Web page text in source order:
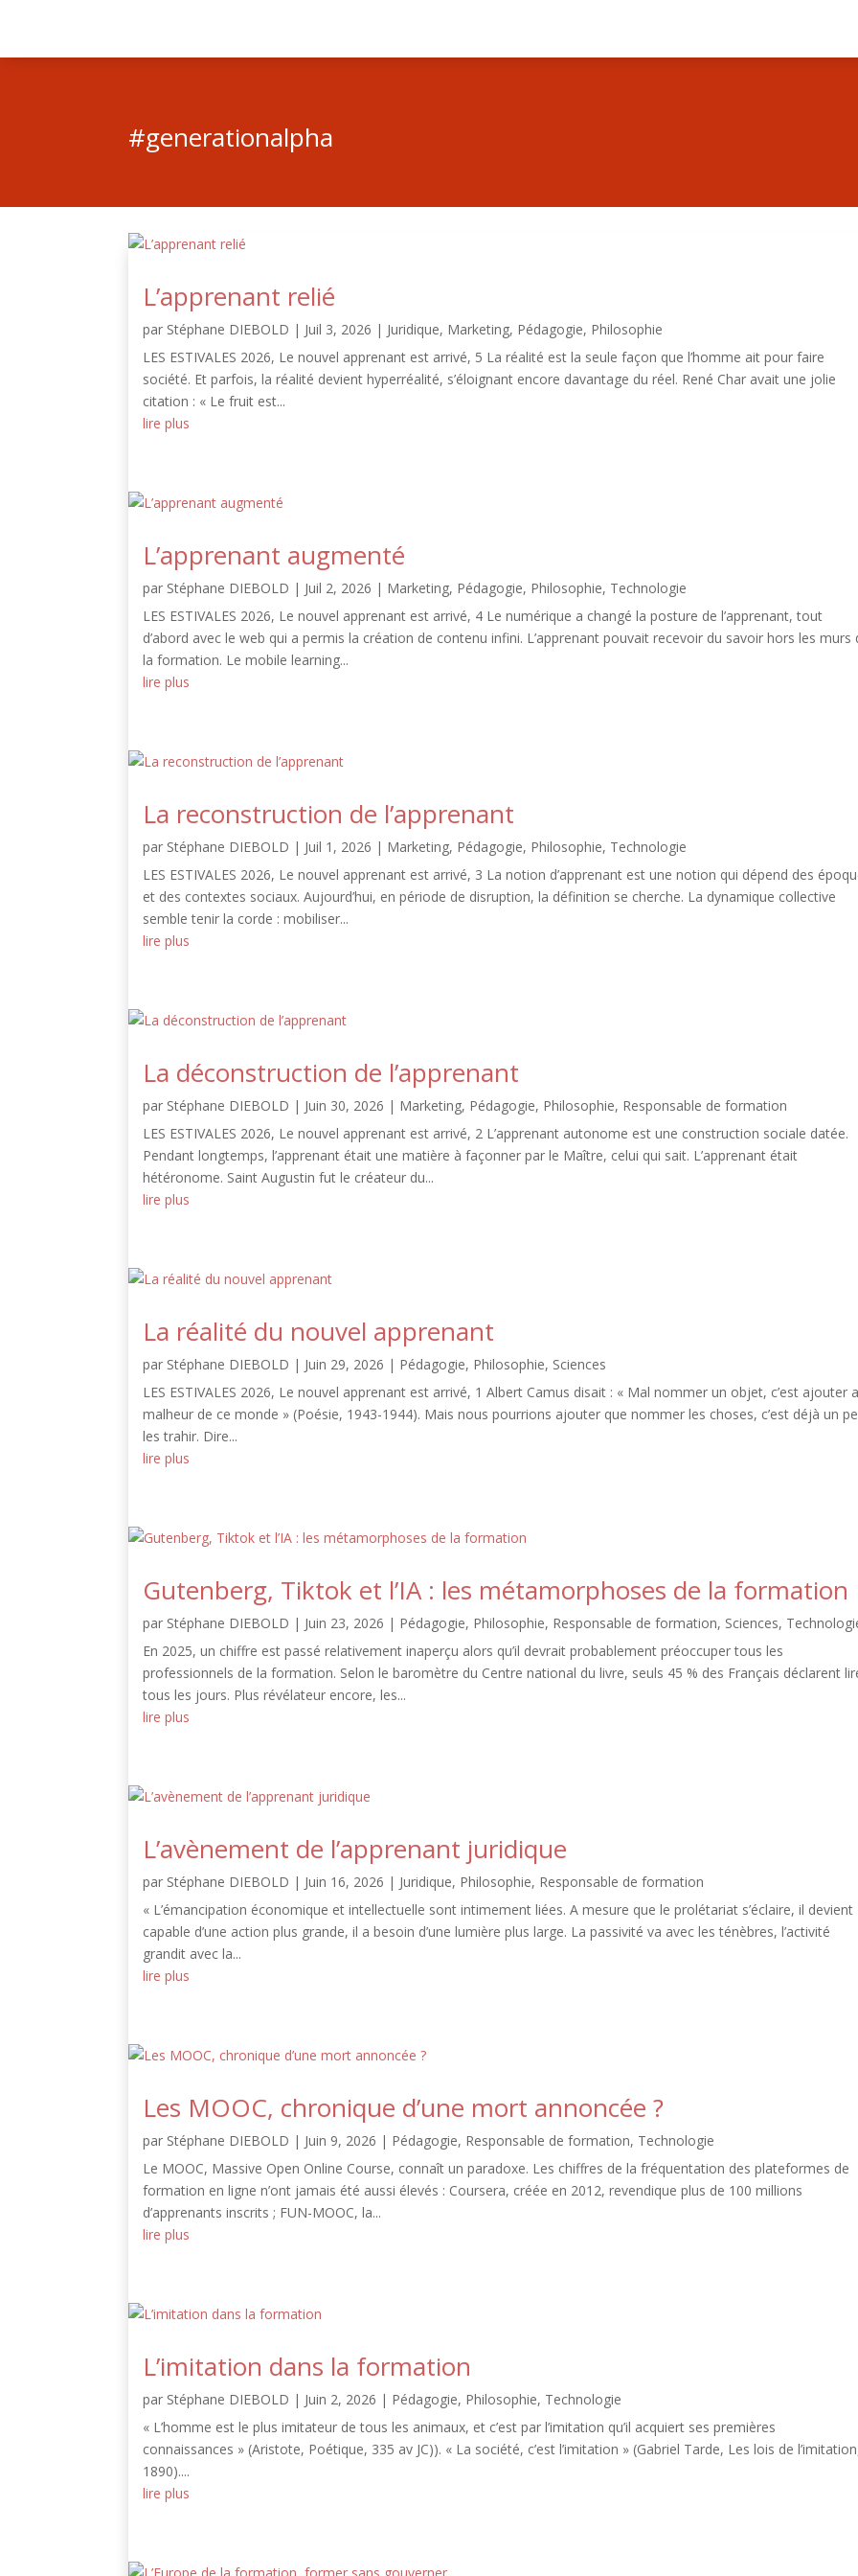
#generationalpha
L’apprenant relié
par Stéphane DIEBOLD | Juil 3, 2026 | Juridique, Marketing, Pédagogie, Philosophie
LES ESTIVALES 2026, Le nouvel apprenant est arrivé, 5 La réalité est la seule façon que l’homme ait pour faire
société. Et parfois, la réalité devient hyperréalité, s’éloignant encore davantage du réel. René Char avait une jolie
citation : « Le fruit est...
lire plus
L’apprenant augmenté
par Stéphane DIEBOLD | Juil 2, 2026 | Marketing, Pédagogie, Philosophie, Technologie
LES ESTIVALES 2026, Le nouvel apprenant est arrivé, 4 Le numérique a changé la posture de l’apprenant, tout
d’abord avec le web qui a permis la création de contenu infini. L’apprenant pouvait recevoir du savoir hors les murs
la formation. Le mobile learning...
lire plus
La reconstruction de l’apprenant
par Stéphane DIEBOLD | Juil 1, 2026 | Marketing, Pédagogie, Philosophie, Technologie
LES ESTIVALES 2026, Le nouvel apprenant est arrivé, 3 La notion d’apprenant est une notion qui dépend des
et des contextes sociaux. Aujourd’hui, en période de disruption, la définition se cherche. La dynamique collective
semble tenir la corde : mobiliser...
lire plus
La déconstruction de l’apprenant
par Stéphane DIEBOLD | Juin 30, 2026 | Marketing, Pédagogie, Philosophie, Responsable de formation
LES ESTIVALES 2026, Le nouvel apprenant est arrivé, 2 L’apprenant autonome est une construction sociale datée.
Pendant longtemps, l’apprenant était une matière à façonner par le Maître, celui qui sait. L’apprenant était
hétéronome. Saint Augustin fut le créateur du...
lire plus
La réalité du nouvel apprenant
par Stéphane DIEBOLD | Juin 29, 2026 | Pédagogie, Philosophie, Sciences
LES ESTIVALES 2026, Le nouvel apprenant est arrivé, 1 Albert Camus disait : « Mal nommer un objet, c’est ajouter
malheur de ce monde » (Poésie, 1943-1944). Mais nous pourrions ajouter que nommer les choses, c’est déjà un
les trahir. Dire...
lire plus
Gutenberg, Tiktok et l’IA : les métamorphoses de la formation
par Stéphane DIEBOLD | Juin 23, 2026 | Pédagogie, Philosophie, Responsable de formation, Sciences,
En 2025, un chiffre est passé relativement inaperçu alors qu’il devrait probablement préoccuper tous les
professionnels de la formation. Selon le baromètre du Centre national du livre, seuls 45 % des Français déclarent
tous les jours. Plus révélateur encore, les...
lire plus
L’avènement de l’apprenant juridique
par Stéphane DIEBOLD | Juin 16, 2026 | Juridique, Philosophie, Responsable de formation
« L’émancipation économique et intellectuelle sont intimement liées. A mesure que le prolétariat s’éclaire, il devient
capable d’une action plus grande, il a besoin d’une lumière plus large. La passivité va avec les ténèbres, l’activité
grandit avec la...
lire plus
Les MOOC, chronique d’une mort annoncée ?
par Stéphane DIEBOLD | Juin 9, 2026 | Pédagogie, Responsable de formation, Technologie
Le MOOC, Massive Open Online Course, connaît un paradoxe. Les chiffres de la fréquentation des plateformes de
formation en ligne n’ont jamais été aussi élevés : Coursera, créée en 2012, revendique plus de 100 millions
d’apprenants inscrits ; FUN-MOOC, la...
lire plus
L’imitation dans la formation
par Stéphane DIEBOLD | Juin 2, 2026 | Pédagogie, Philosophie, Technologie
« L’homme est le plus imitateur de tous les animaux, et c’est par l’imitation qu’il acquiert ses premières
connaissances » (Aristote, Poétique, 335 av JC)). « La société, c’est l’imitation » (Gabriel Tarde, Les lois de
1890)....
lire plus